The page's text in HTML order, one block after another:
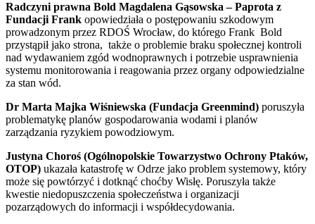
Radczyni prawna Bold Magdalena Gąsowska – Paprota z
Fundacji Frank opowiedziała o postępowaniu szkodowym
prowadzonym przez RDOŚ Wrocław, do którego Frank Bold
przystąpił jako strona, także o problemie braku społecznej kontroli
nad wydawaniem zgód wodnoprawnych i potrzebie usprawnienia
systemu monitorowania i reagowania przez organy odpowiedzialne
za stan wód.
Dr Marta Majka Wiśniewska (Fundacja Greenmind) poruszyła
problematykę planów gospodarowania wodami i planów
zarządzania ryzykiem powodziowym.
Justyna Choroś (Ogólnopolskie Towarzystwo Ochrony Ptaków,
OTOP) ukazała katastrofę w Odrze jako problem systemowy, który
może się powtórzyć i dotknąć choćby Wisłę. Poruszyła także
kwestie niedopuszczenia społeczeństwa i organizacji
pozarządowych do informacji i współdecydowania.